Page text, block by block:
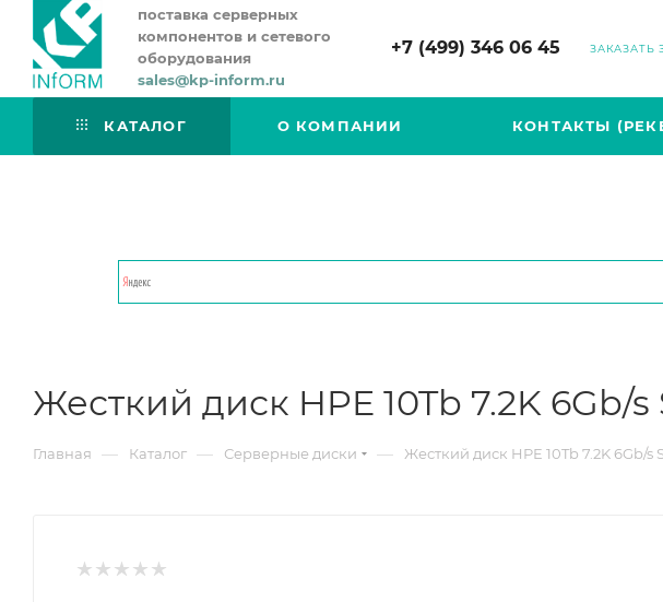
поставка серверных
компонентов и сетевого
оборудования
sales@kp-inform.ru
+7 (499) 346 06 45 ЗАКАЗАТЬ
КАТАЛОГ О КОМПАНИИ КОНТАКТЫ
Жесткий диск HPE 10Tb 7.2K 6Gb/s
Главная — Каталог — Серверные диски — Жесткий диск HPE 10Tb 7.2K 6Gb/s